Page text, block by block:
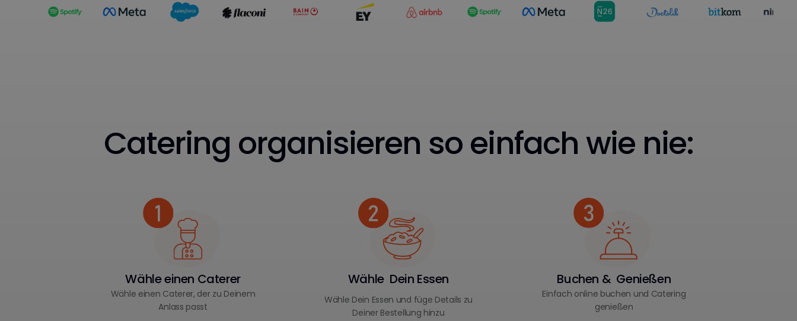
Catering organisieren so einfach wie nie:
Wähle einen Caterer
Wähle einen Caterer, der zu Deinem
Anlass passt
Wähle Dein Essen
Wähle Dein Essen und füge Details zu
Deiner Bestellung hinzu
Buchen & Genießen
Einfach online buchen und Catering
genießen